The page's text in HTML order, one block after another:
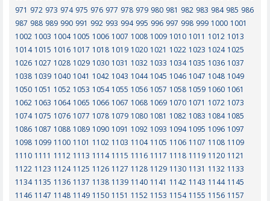
971 972 973 974 975 976 977 978 979 980 981 982 983 984 985 986
987 988 989 990 991 992 993 994 995 996 997 998 999 1000 1001
1002 1003 1004 1005 1006 1007 1008 1009 1010 1011 1012 1013
1014 1015 1016 1017 1018 1019 1020 1021 1022 1023 1024 1025
1026 1027 1028 1029 1030 1031 1032 1033 1034 1035 1036 1037
1038 1039 1040 1041 1042 1043 1044 1045 1046 1047 1048 1049
1050 1051 1052 1053 1054 1055 1056 1057 1058 1059 1060 1061
1062 1063 1064 1065 1066 1067 1068 1069 1070 1071 1072 1073
1074 1075 1076 1077 1078 1079 1080 1081 1082 1083 1084 1085
1086 1087 1088 1089 1090 1091 1092 1093 1094 1095 1096 1097
1098 1099 1100 1101 1102 1103 1104 1105 1106 1107 1108 1109
1110 1111 1112 1113 1114 1115 1116 1117 1118 1119 1120 1121
1122 1123 1124 1125 1126 1127 1128 1129 1130 1131 1132 1133
1134 1135 1136 1137 1138 1139 1140 1141 1142 1143 1144 1145
1146 1147 1148 1149 1150 1151 1152 1153 1154 1155 1156 1157